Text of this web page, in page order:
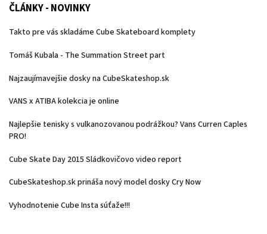
ČLÁNKY - NOVINKY
Takto pre vás skladáme Cube Skateboard komplety
Tomáš Kubala - The Summation Street part
Najzaujímavejšie dosky na CubeSkateshop.sk
VANS x ATIBA kolekcia je online
Najlepšie tenisky s vulkanozovanou podrážkou? Vans Curren Caples
PRO!
Cube Skate Day 2015 Sládkovičovo video report
CubeSkateshop.sk prináša nový model dosky Cry Now
Vyhodnotenie Cube Insta súťaže!!!